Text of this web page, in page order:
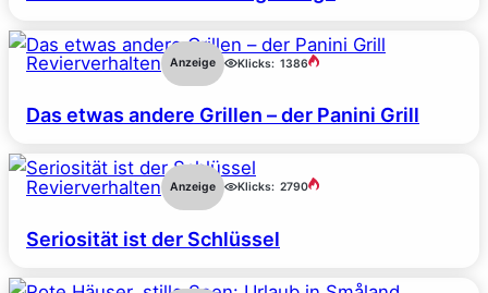
Revierverhalten Anzeige Klicks: 1386
Das etwas andere Grillen – der Panini Grill
Revierverhalten Anzeige Klicks: 2790
Seriosität ist der Schlüssel